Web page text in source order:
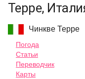
Терре,
Чинкве Терре
Погода
Статьи
Переводчик
Карты